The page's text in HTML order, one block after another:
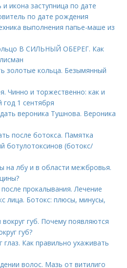
икона заступница по дате
по дате рождения
выполнения папье-маше из
В СИЛЬНЫЙ ОБЕРЕГ. Как
золотые кольца. Безымянный
Чинно и торжественно: как и
1 сентября
вероника Тушнова. Вероника
после ботокса. Памятка
ботулотоксинов (ботокс/
на лбу и в области межбровья.
прокалывания. Лечение
лица. Ботокс: плюсы, минусы,
губ. Почему появляются
губ?
глаз. Как правильно ухаживать
волос. Мазь от витилиго